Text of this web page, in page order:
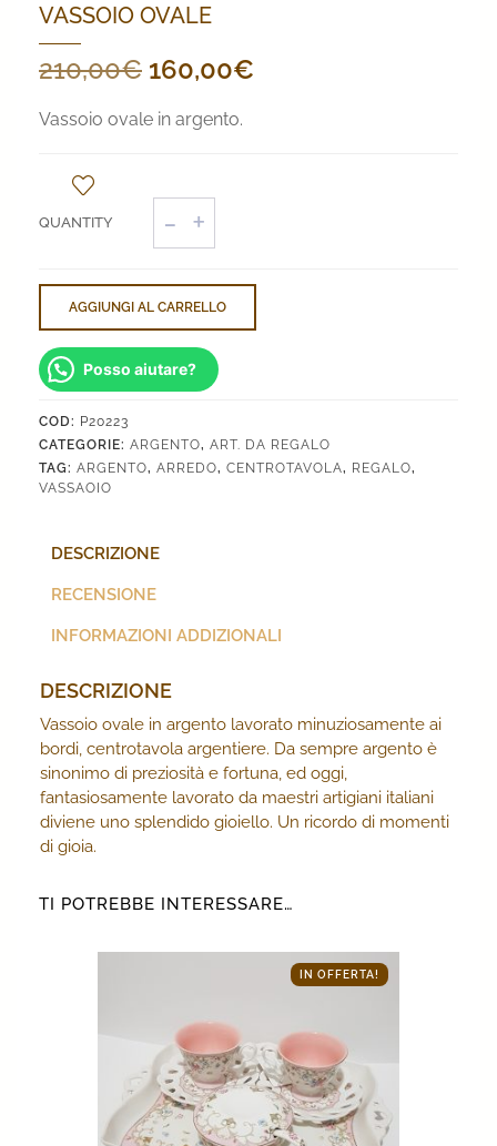
VASSOIO OVALE
210,00€ Il
prezzo
210,00€.
160,00€
Vassoio ovale in argento.
Ovale
quantità
AGGIUNGI AL CARRELLO
Posso aiutare?
COD: P20223
CATEGORIE: ARGENTO, ART. DA REGALO
TAG: ARGENTO, ARREDO, CENTROTAVOLA, REGALO,
VASSAOIO
DESCRIZIONE
RECENSIONE
INFORMAZIONI ADDIZIONALI
DESCRIZIONE
Vassoio ovale in argento lavorato minuziosamente ai
bordi, centrotavola argentiere. Da sempre argento è
sinonimo di preziosità e fortuna, ed oggi,
fantasiosamente lavorato da maestri artigiani italiani
diviene uno splendido gioiello. Un ricordo di momenti
di gioia.
TI POTREBBE INTERESSARE…
IN OFFERTA!